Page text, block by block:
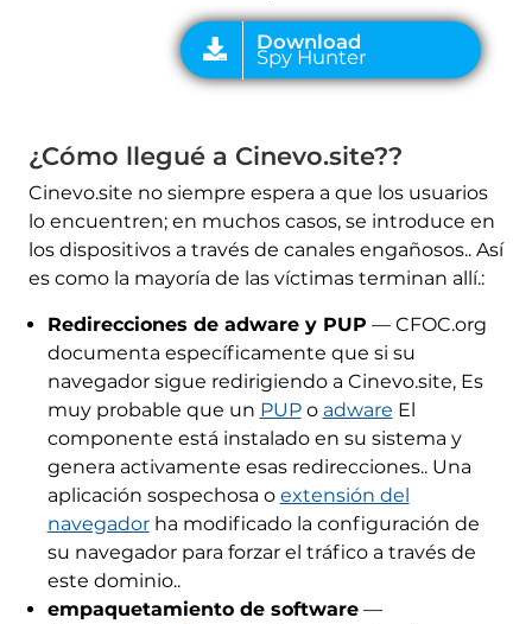
¿Cómo llegué a Cinevo.site??
Cinevo.site no siempre espera a que los usuarios
lo encuentren; en muchos casos, se introduce en
los dispositivos a través de canales engañosos.. Así
es como la mayoría de las víctimas terminan allí.:
Redirecciones de adware y PUP — CFOC.org
documenta específicamente que si su
navegador sigue redirigiendo a Cinevo.site, Es
muy probable que un PUPo adware El
componente está instalado en su sistema y
genera activamente esas redirecciones.. Una
aplicación sospechosa o extensión del
navegadorha modificado la configuración de
su navegador para forzar el tráfico a través de
este dominio..
empaquetamiento de software—